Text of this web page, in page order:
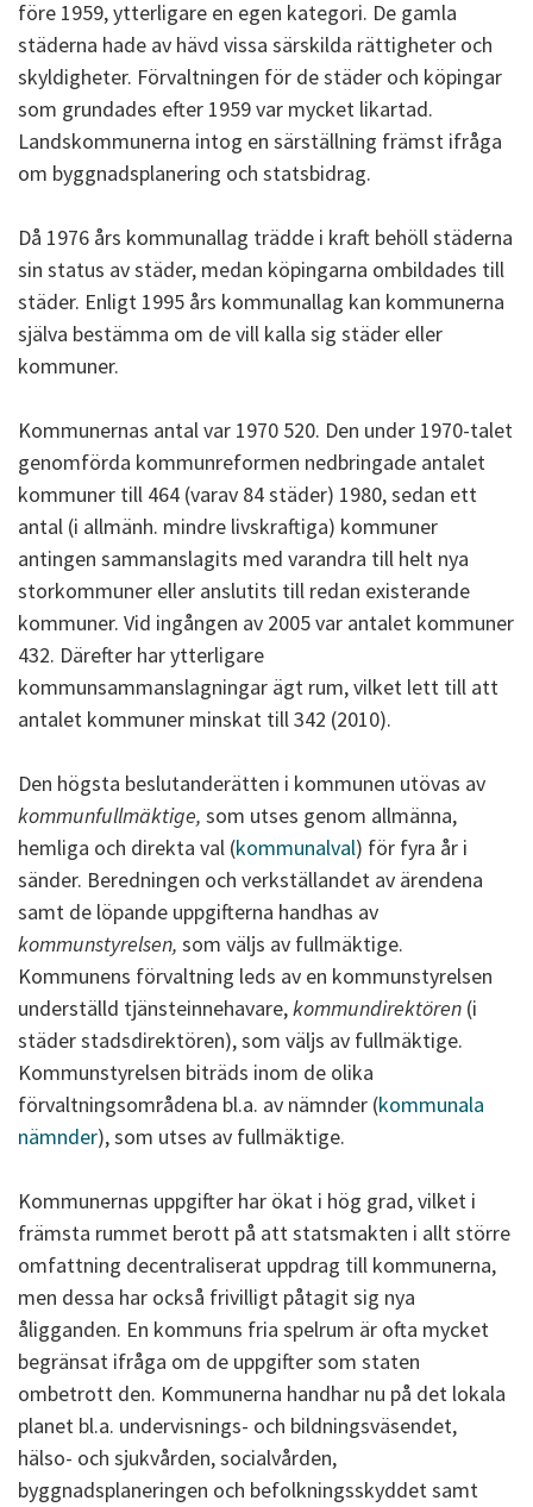
före 1959, ytterligare en egen kategori. De gamla
städerna hade av hävd vissa särskilda rättigheter och
skyldigheter. Förvaltningen för de städer och köpingar
som grundades efter 1959 var mycket likartad.
Landskommunerna intog en särställning främst ifråga
om byggnadsplanering och statsbidrag.
Då 1976 års kommunallag trädde i kraft behöll städerna
sin status av städer, medan köpingarna ombildades till
städer. Enligt 1995 års kommunallag kan kommunerna
själva bestämma om de vill kalla sig städer eller
kommuner.
Kommunernas antal var 1970 520. Den under 1970-talet
genomförda kommunreformen nedbringade antalet
kommuner till 464 (varav 84 städer) 1980, sedan ett
antal (i allmänh. mindre livskraftiga) kommuner
antingen sammanslagits med varandra till helt nya
storkommuner eller anslutits till redan existerande
kommuner. Vid ingången av 2005 var antalet kommuner
432. Därefter har ytterligare
kommunsammanslagningar ägt rum, vilket lett till att
antalet kommuner minskat till 342 (2010).
Den högsta beslutanderätten i kommunen utövas av
kommunfullmäktige, som utses genom allmänna,
hemliga och direkta val (kommunalval) för fyra år i
sänder. Beredningen och verkställandet av ärendena
samt de löpande uppgifterna handhas av
kommunstyrelsen, som väljs av fullmäktige.
Kommunens förvaltning leds av en kommunstyrelsen
underställd tjänsteinnehavare,kommundirektören (i
städer stadsdirektören), som väljs av fullmäktige.
Kommunstyrelsen biträds inom de olika
förvaltningsområdena bl.a. av nämnder (kommunala
nämnder), som utses av fullmäktige.
Kommunernas uppgifter har ökat i hög grad, vilket i
främsta rummet berott på att statsmakten i allt större
omfattning decentraliserat uppdrag till kommunerna,
men dessa har också frivilligt påtagit sig nya
åligganden. En kommuns fria spelrum är ofta mycket
begränsat ifråga om de uppgifter som staten
ombetrott den. Kommunerna handhar nu på det lokala
planet bl.a. undervisnings- och bildningsväsendet,
hälso- och sjukvården, socialvården,
byggnadsplaneringen och befolkningsskyddet samt